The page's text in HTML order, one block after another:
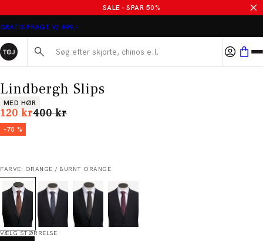
SALE - SPAR 50%
GRATIS FRAGT V/ 499,-
Søg her...
Lindbergh Slips
Produkt egenskaber
MED HØR
120 krI alt (uden rabat)
400 kr
-70 %
FARVE: ORANGE / BURNT ORANGE
VÆLG STØRRELSE